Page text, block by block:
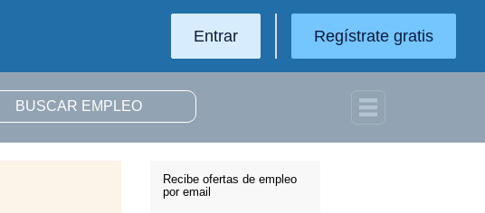
Entrar Regístrate gratis
Recibe ofertas de empleo
por email